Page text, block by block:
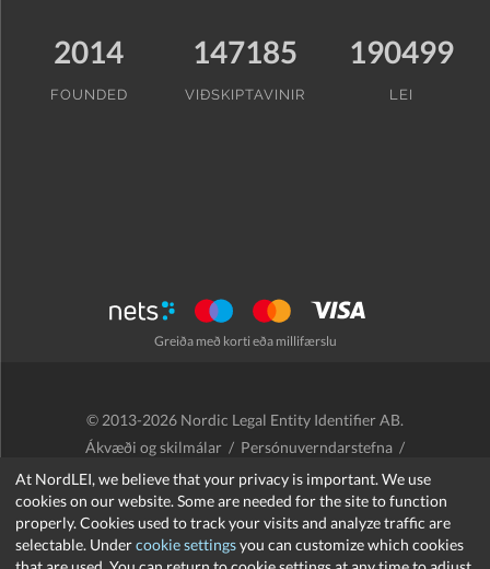
At NordLEI, we believe that your privacy is important. We use
cookies on our website. Some are needed for the site to function
properly. Cookies used to track your visits and analyze traffic are
selectable. Undercookie settingsyou can customize which cookies
2014
FOUNDED
147185
VIÐSKIPTAVINIR
190499
LEI
Greiða með korti eða millifærslu
© 2013-2026 Nordic Legal Entity Identifier AB.
Ákvæði og skilmálar / Persónuverndarstefna /
Endurgreiðslustefna / Cookies